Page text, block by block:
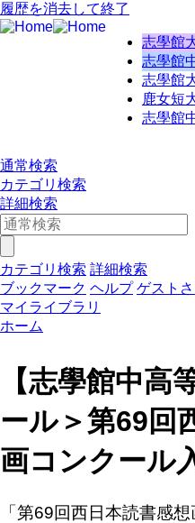
履歴を消去して終了
志學館
志學館
志學館
鹿女短
志學館
通常検索
カテゴリ検索
詳細検索
カテゴリ検索 詳細検索
ブックマーク ヘルプ ゲスト
マイライブラリ
ホーム
【志學館中高
ール＞第69回
画コンクール
「第69回西日本読書感